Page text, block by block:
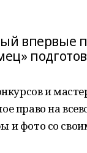
впервые
и
право на
и фото со